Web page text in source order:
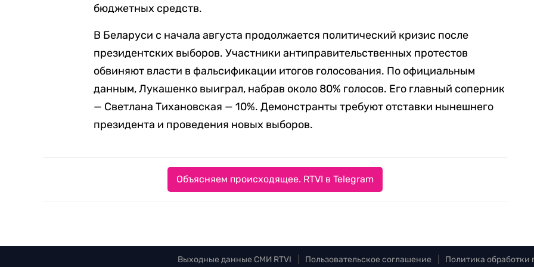
бюджетных средств.
В Беларуси с начала августа продолжается политический кризис после
президентских выборов. Участники антиправительственных протестов
обвиняют власти в фальсификации итогов голосования. По официальным
данным, Лукашенко выиграл, набрав около 80% голосов. Его главный соперник
— Светлана Тихановская — 10%. Демонстранты требуют отставки нынешнего
президента и проведения новых выборов.
Объясняем происходящее. RTVI в Telegram
Выходные данные СМИ RTVI Пользовательское соглашение Политика